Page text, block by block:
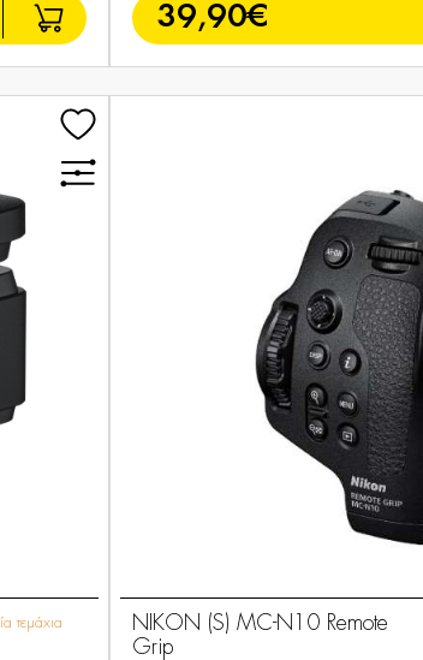
39,90€
τεμάχια
NIKON (S) MC-N10 Remote
Grip